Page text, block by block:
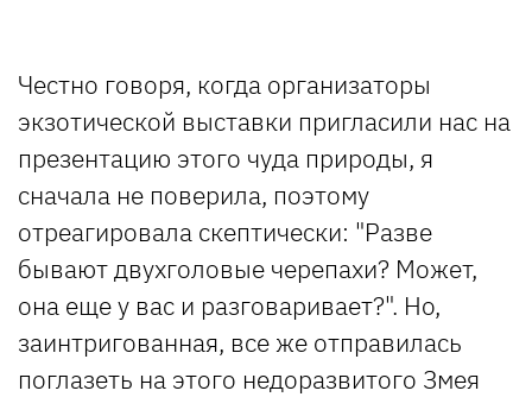
Честно говоря, когда организаторы
экзотической выставки пригласили нас на
презентацию этого чуда природы, я
сначала не поверила, поэтому
отреагировала скептически: "Разве
бывают двухголовые черепахи? Может,
она еще у вас и разговаривает?". Но,
заинтригованная, все же отправилась
поглазеть на этого недоразвитого Змея